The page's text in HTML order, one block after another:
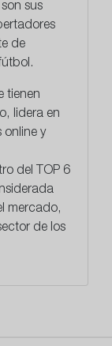
sus
de
tienen
, lidera en
online y
del TOP 6
mercado,
de los